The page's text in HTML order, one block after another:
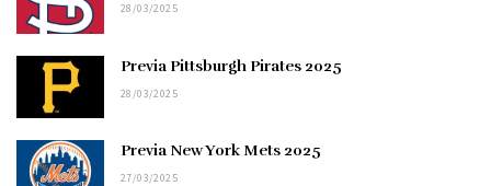
28/03/2025
Previa Pittsburgh Pirates 2025
28/03/2025
Previa New York Mets 2025
27/03/2025